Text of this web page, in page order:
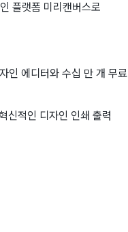
플랫폼 미리캔버스로
인 에디터와 수십 만 개 무료
신적인 디자인 인쇄 출력